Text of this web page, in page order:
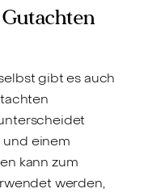
gibt es auch
einem
kann zum
werden,